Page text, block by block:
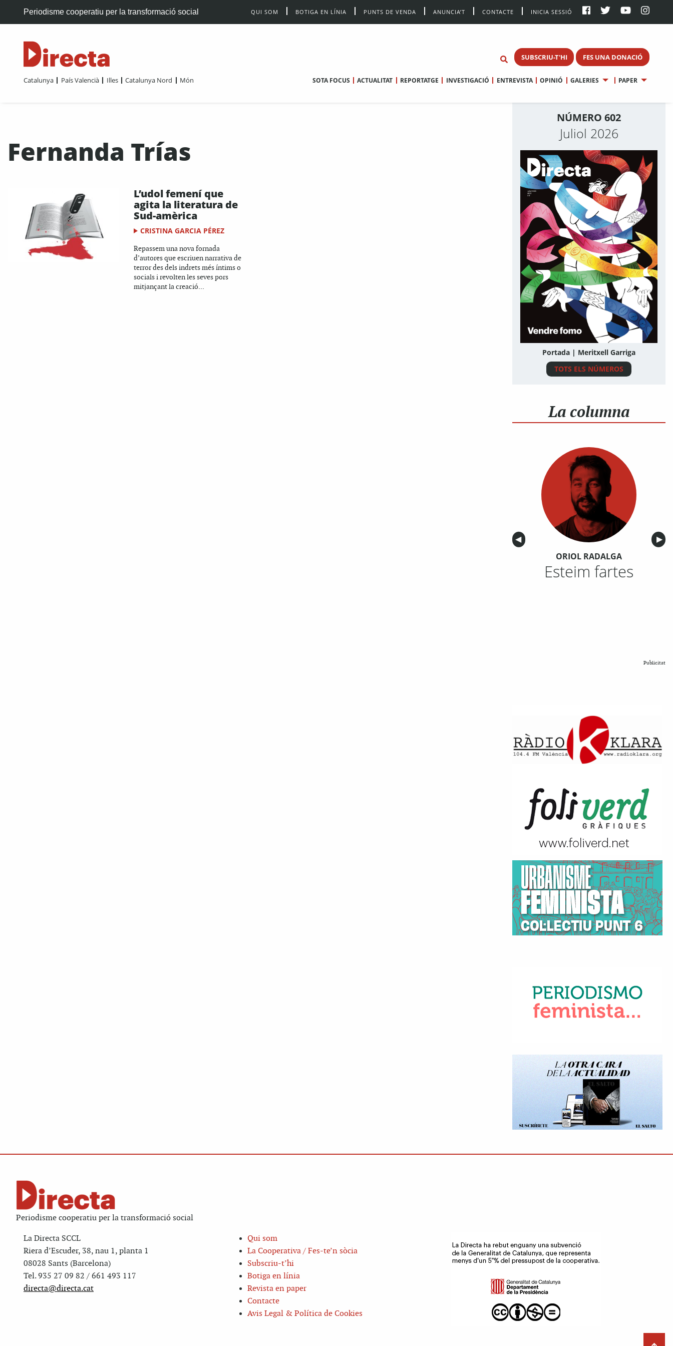
Periodisme cooperatiu per la transformació social QUI SOM BOTIGA EN LÍNIA PUNTS DE VENDA ANUNCIA’T CONTACTE INICIA SESSIÓ
SUBSCRIU-T'HI FES UNA DONACIÓ
Catalunya País Valencià Illes Catalunya Nord Món SOTA FOCUS ACTUALITAT REPORTATGE INVESTIGACIÓ ENTREVISTA OPINIÓ GALERIES PAPER
Fernanda Trías
L’udol femení que
agita la literatura de
Sud-amèrica
CRISTINA GARCIA PÉREZ
Repassem una nova fornada
d’autores que escriuen narrativa de
terror des dels indrets més íntims o
socials i revolten les seves pors
mitjançant la creació...
NÚMERO 602
Juliol 2026
Portada | Meritxell Garriga
TOTS ELS NÚMEROS
La columna
Anterior
◀︎ ▶︎
ORIOL RADALGA
Esteim fartes
Publicitat
Periodisme cooperatiu per la transformació social
La Directa SCCL
Riera d’Escuder, 38, nau 1, planta 1
08028 Sants (Barcelona)
Tel. 935 27 09 82 / 661 493 117
directa@directa.cat
Qui som
La Cooperativa / Fes-te’n sòcia
Subscriu-t’hi
Botiga en línia
Revista en paper
Contacte
Avis Legal & Política de Cookies